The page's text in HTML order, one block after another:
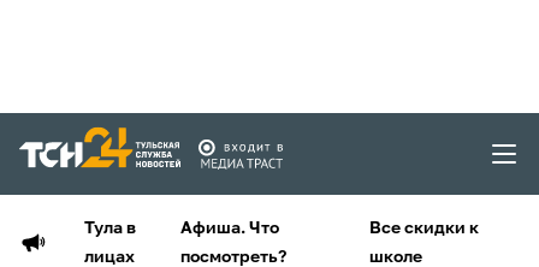
Тула в
лицах
Афиша. Что
посмотреть?
Все скидки к
школе